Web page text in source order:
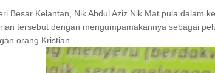
Besar Kelantan, Nik Abdul Aziz Nik Mat pula dalam
tersebut dengan mengumpamakannya sebagai
orang Kristian.